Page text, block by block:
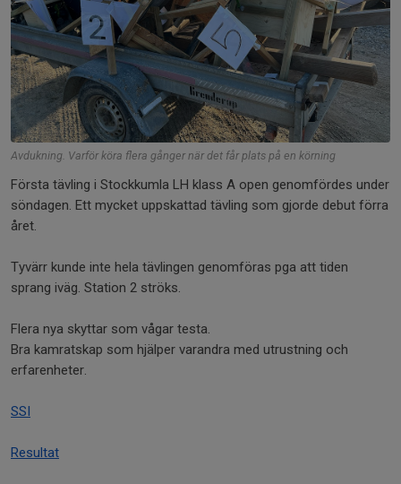
Avdukning. Varför köra flera gånger när det får plats på en körning
Första tävling i Stockkumla LH klass A open genomfördes under
söndagen. Ett mycket uppskattad tävling som gjorde debut förra
året.
Tyvärr kunde inte hela tävlingen genomföras pga att tiden
sprang iväg. Station 2 ströks.
Flera nya skyttar som vågar testa.
Bra kamratskap som hjälper varandra med utrustning och
erfarenheter.
SSI
Resultat